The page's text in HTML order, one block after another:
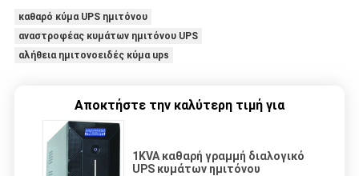
καθαρό κύμα UPS ημιτόνου
αναστροφέας κυμάτων ημιτόνου UPS
αλήθεια ημιτονοειδές κύμα ups
Αποκτήστε την καλύτερη τιμή για
1KVA καθαρή γραμμή διαλογικό
UPS κυμάτων ημιτόνου